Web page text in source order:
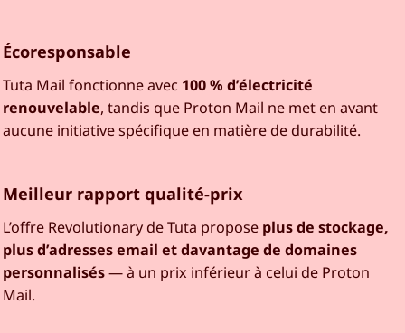
Écoresponsable
Tuta Mail fonctionne avec 100 % d’électricité
renouvelable, tandis que Proton Mail ne met en avant
aucune initiative spécifique en matière de durabilité.
Meilleur rapport qualité-prix
L’offre Revolutionary de Tuta propose plus de stockage,
plus d’adresses email et davantage de domaines
personnalisés— à un prix inférieur à celui de Proton
Mail.